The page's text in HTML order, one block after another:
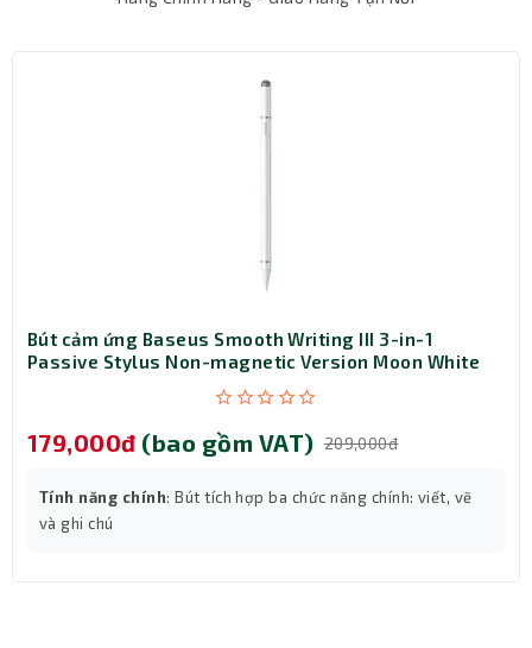
Bút cảm ứng Baseus Smooth Writing III 3-in-1
Passive Stylus Non-magnetic Version Moon White
179,000đ (bao gồm VAT) 209,000đ
Tính năng chính: Bút tích hợp ba chức năng chính: viết, vẽ
và ghi chú